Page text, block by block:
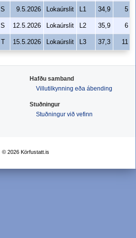
S 9.5.2026 Lokaúrslit L1 34,9
5
S 12.5.2026 Lokaúrslit L2 35,9
6
15.5.2026 Lokaúrslit L3 37,3 11
Hafðu samband
Villutilkynning eða ábending
Stuðningur
Stuðningur við vefinn
© 2026 Körfustatt.is